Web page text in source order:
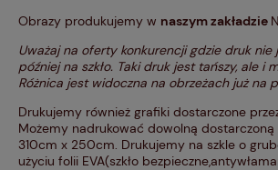
Obrazy produkujemy w naszym zakładzie
Uważaj na oferty konkurencji gdzie druk
później na szkło. Taki druk jest tańszy, ale
Różnica jest widoczna na obrzeżach już na
Drukujemy również grafiki dostarczone
Możemy nadrukować dowolną
310cm x 250cm. Drukujemy na szkle o
użyciu folii EVA(szkło